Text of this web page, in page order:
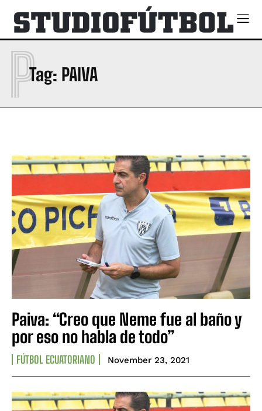
Tag: PAIVA
P
Paiva: “Creo que Neme fue al baño y
por eso no habla de todo”
FÚTBOL ECUATORIANO November 23, 2021